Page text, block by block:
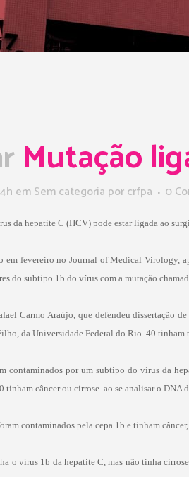
Mutação
em Sem categoria porcrfpa 0
da hepatite C (HCV) pode estar ligada ao
em fevereiro no Journal of Medical Virology,
do subtipo 1b do vírus com a mutação
Carmo Araújo, que defendeu dissertação
da Universidade Federal do Rio  40
contaminados por um subtipo do vírus da
tinham câncer ou cirrose  ao se analisar o
contaminados pela cepa 1b e tinham
o vírus 1b da hepatite C, mas não tinha